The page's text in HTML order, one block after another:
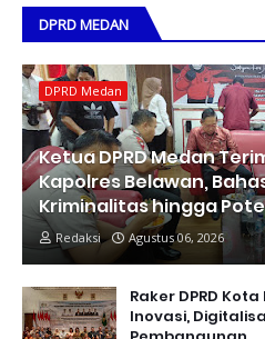
DPRD MEDAN
DPRD Medan
Ketua DPRD Medan
Kapolres Belawan,
Kriminalitas hingga
Redaksi Agustus 06, 2026
Raker DPRD
Inovasi,